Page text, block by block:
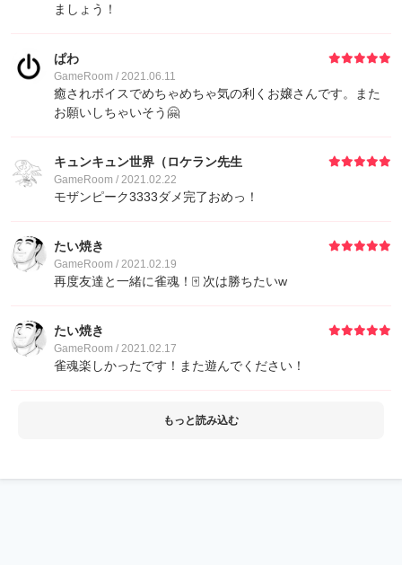
ましょう！
ぱわ
GameRoom / 2021.06.11
癒されボイスでめちゃめちゃ気の利くお嬢さんです。また
お願いしちゃいそう🤗
キュンキュン世界（ロケラン先生
GameRoom / 2021.02.22
モザンピーク3333ダメ完了おめっ！
たい焼き
GameRoom / 2021.02.19
再度友達と一緒に雀魂！🀄️ 次は勝ちたいw
たい焼き
GameRoom / 2021.02.17
雀魂楽しかったです！また遊んでください！
もっと読み込む